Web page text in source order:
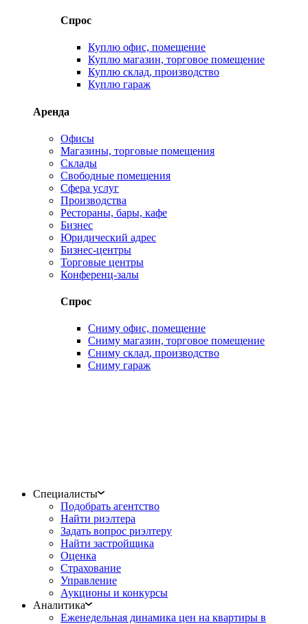
Спрос
Куплю офис, помещение
Куплю магазин, торговое помещение
Куплю склад, производство
Куплю гараж
Аренда
Офисы
Магазины, торговые помещения
Склады
Свободные помещения
Сфера услуг
Производства
Рестораны, бары, кафе
Бизнес
Юридический адрес
Бизнес-центры
Торговые центры
Конференц-залы
Спрос
Сниму офис, помещение
Сниму магазин, торговое помещение
Сниму склад, производство
Сниму гараж
Специалисты
Подобрать агентство
Найти риэлтера
Задать вопрос риэлтеру
Найти застройщика
Оценка
Страхование
Управление
Аукционы и конкурсы
Аналитика
Еженедельная динамика цен на квартиры в